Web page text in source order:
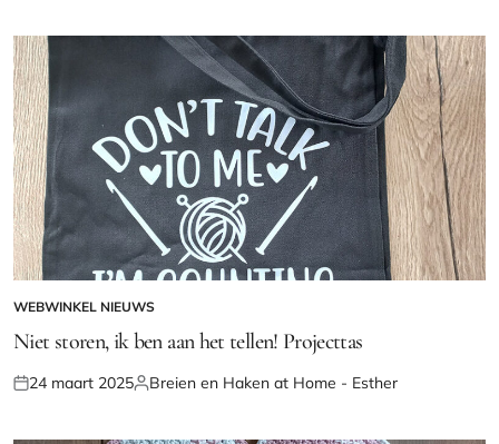
GEPLAATST
IN
WEBWINKEL NIEUWS
Niet storen, ik ben aan het tellen! Projecttas
Geplaatst
24 maart 2025Geplaatst
Breien en Haken at Home - Esther